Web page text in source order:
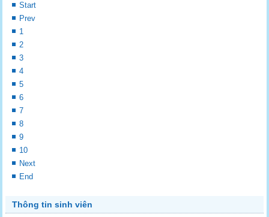
Start
Prev
1
2
3
4
5
6
7
8
9
10
Next
End
Thông tin sinh viên